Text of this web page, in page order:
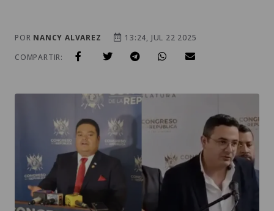
POR NANCY ALVAREZ
13:24, JUL 22 2025
COMPARTIR: